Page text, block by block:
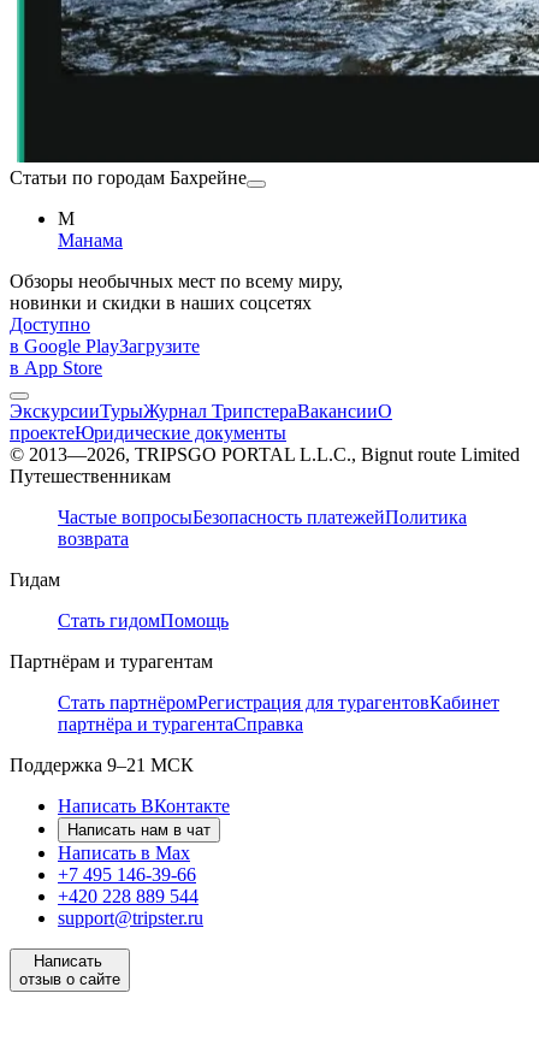
Статьи по городам Бахрейне
М
Манама
Обзоры необычных мест по всему миру,
новинки и скидки в наших соцсетях
Доступно
в Google PlayЗагрузите
в App Store
ЭкскурсииТурыЖурнал ТрипстераВакансииО
проектеЮридические документы
© 2013—2026, TRIPSGO PORTAL L.L.C., Bignut route Limited
Путешественникам
Частые вопросыБезопасность платежейПолитика
возврата
Гидам
Стать гидомПомощь
Партнёрам и турагентам
Стать партнёромРегистрация для турагентовКабинет
партнёра и турагентаСправка
Поддержка 9–21 МСК
Написать ВКонтакте
Написать нам в чат
Написать в Max
+7 495 146-39-66
+420 228 889 544
support@tripster.ru
Написать
отзыв о сайте